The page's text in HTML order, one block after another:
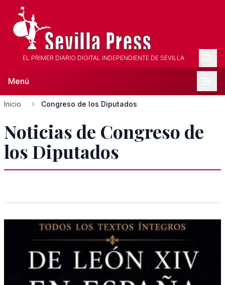
EL PRIMER DIARIO DIGITAL INDEPENDIENTE DE SEVILLA
Menú
Inicio Congreso de los Diputados
Noticias de Congreso de
los Diputados